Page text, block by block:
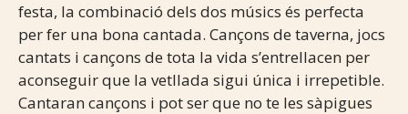
festa, la combinació dels dos músics és perfecta
per fer una bona cantada. Cançons de taverna, jocs
cantats i cançons de tota la vida s’entrellacen per
aconseguir que la vetllada sigui única i irrepetible.
Cantaran cançons i pot ser que no te les sàpigues